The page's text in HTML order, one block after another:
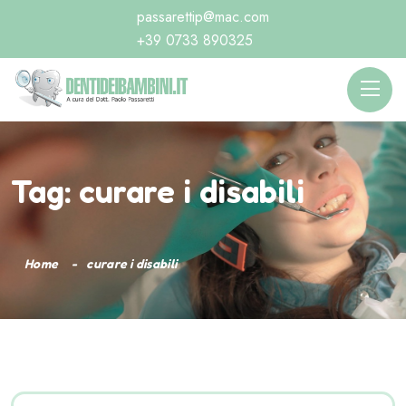
passarettip@mac.com
+39 0733 890325
Tag: curare i disabili
Home curare i disabili